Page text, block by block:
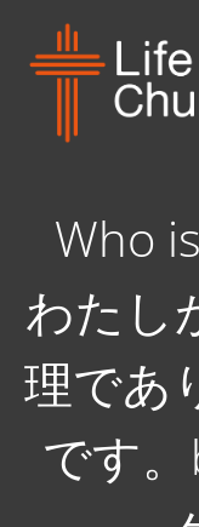
Who
わたし
理であ
です